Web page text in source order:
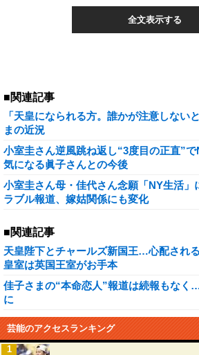
全文表示する
■関連記事
「天皇になられる方。誰かが注意しない
まの近況
小室圭さん逆風跳ね返し“3度目の正直”
気になる眞子さんとの今後
小室圭さん母・佳代さん念願「NY生活
ラブル報道、嫁姑関係にも変化
■関連記事
天皇陛下とチャールズ新国王…心配され
皇室は英国王室がお手本
佳子さまの“本命恋人”報道は続報もなく
に
芸能のアクセスランキング
1